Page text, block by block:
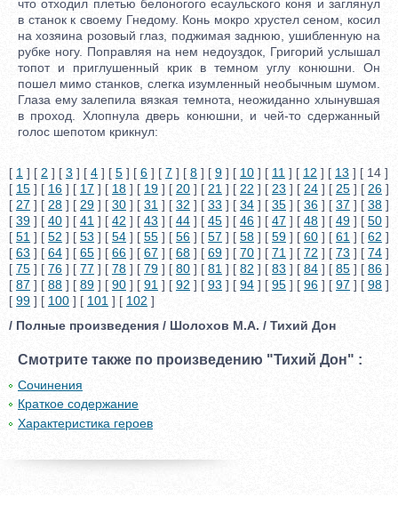
что отходил плетью белоногого есаульского коня и заглянул
в станок к своему Гнедому. Конь мокро хрустел сеном, косил
на хозяина розовый глаз, поджимая заднюю, ушибленную на
рубке ногу. Поправляя на нем недоуздок, Григорий услышал
топот и приглушенный крик в темном углу конюшни. Он
пошел мимо станков, слегка изумленный необычным шумом.
Глаза ему залепила вязкая темнота, неожиданно хлынувшая
в проход. Хлопнула дверь конюшни, и чей-то сдержанный
голос шепотом крикнул:
[ 1 ] [ 2 ] [ 3 ] [ 4 ] [ 5 ] [ 6 ] [ 7 ] [ 8 ] [ 9 ] [ 10 ] [ 11 ] [ 12 ] [ 13 ] [ 14 ]
[ 15 ] [ 16 ] [ 17 ] [ 18 ] [ 19 ] [ 20 ] [ 21 ] [ 22 ] [ 23 ] [ 24 ] [ 25 ] [ 26 ]
[ 27 ] [ 28 ] [ 29 ] [ 30 ] [ 31 ] [ 32 ] [ 33 ] [ 34 ] [ 35 ] [ 36 ] [ 37 ] [ 38 ]
[ 39 ] [ 40 ] [ 41 ] [ 42 ] [ 43 ] [ 44 ] [ 45 ] [ 46 ] [ 47 ] [ 48 ] [ 49 ] [ 50 ]
[ 51 ] [ 52 ] [ 53 ] [ 54 ] [ 55 ] [ 56 ] [ 57 ] [ 58 ] [ 59 ] [ 60 ] [ 61 ] [ 62 ]
[ 63 ] [ 64 ] [ 65 ] [ 66 ] [ 67 ] [ 68 ] [ 69 ] [ 70 ] [ 71 ] [ 72 ] [ 73 ] [ 74 ]
[ 75 ] [ 76 ] [ 77 ] [ 78 ] [ 79 ] [ 80 ] [ 81 ] [ 82 ] [ 83 ] [ 84 ] [ 85 ] [ 86 ]
[ 87 ] [ 88 ] [ 89 ] [ 90 ] [ 91 ] [ 92 ] [ 93 ] [ 94 ] [ 95 ] [ 96 ] [ 97 ] [ 98 ]
[ 99 ] [ 100 ] [ 101 ] [ 102 ]
/ Полные произведения / Шолохов М.А. / Тихий Дон
Смотрите также по произведению "Тихий Дон" :
Сочинения
Краткое содержание
Характеристика героев